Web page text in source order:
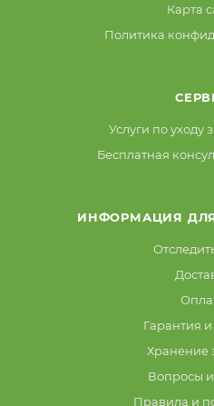
Карта
Политика
Услуги по уходу
Бесплатная
ИНФОРМАЦИЯ
Гарантия
Хранение
Вопросы и
Правила и